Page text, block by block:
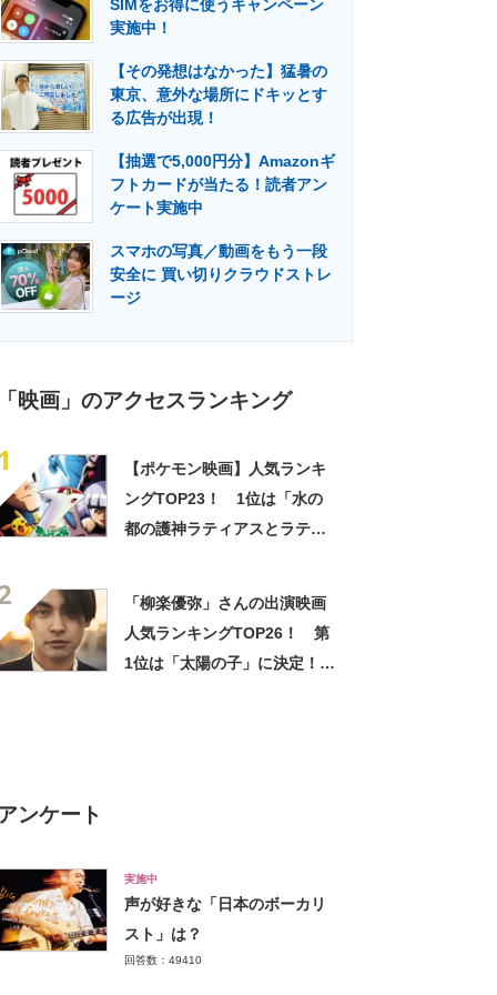
メディア 建設×テクノロジーの最前線
SIMをお得に使うキャンペーン
実施中！
【その発想はなかった】猛暑の
東京、意外な場所にドキッとす
る広告が出現！
【抽選で5,000円分】Amazonギ
フトカードが当たる！読者アン
ケート実施中
スマホの写真／動画をもう一段
安全に 買い切りクラウドストレ
ージ
「映画」のアクセスランキング
【ポケモン映画】人気ランキ
ングTOP23！ 1位は「水の
都の護神ラティアスとラティ
「柳楽優弥」さんの出演映画
人気ランキングTOP26！ 第
1位は「太陽の子」に決定！
アンケート
実施中
声が好きな「日本のボーカリ
スト」は？
回答数：49410